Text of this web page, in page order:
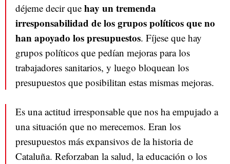
déjeme decir que hay un tremenda
irresponsabilidad de los grupos políticosque no
han apoyado los presupuestos. Fíjese que hay
grupos políticos que pedían mejoras para los
trabajadores sanitarios, y luego bloquean los
presupuestos que posibilitan estas mismas mejoras.
Es una actitud irresponsable que nos ha empujado a
una situación que no merecemos. Eran los
presupuestos más expansivos de la historia de
Cataluña. Reforzaban la salud, la educación o los